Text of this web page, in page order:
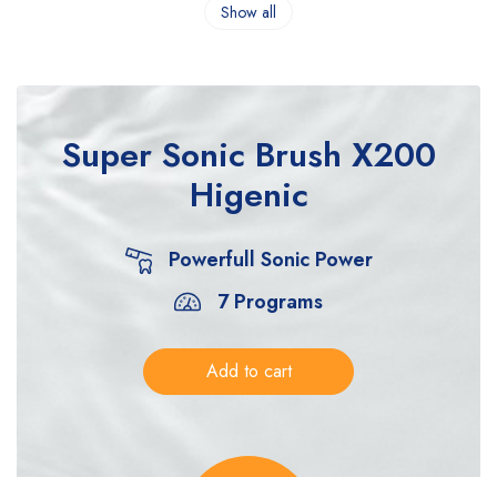
Show all
Super Sonic Brush X200
Higenic
Powerfull Sonic Power
7 Programs
Add to cart